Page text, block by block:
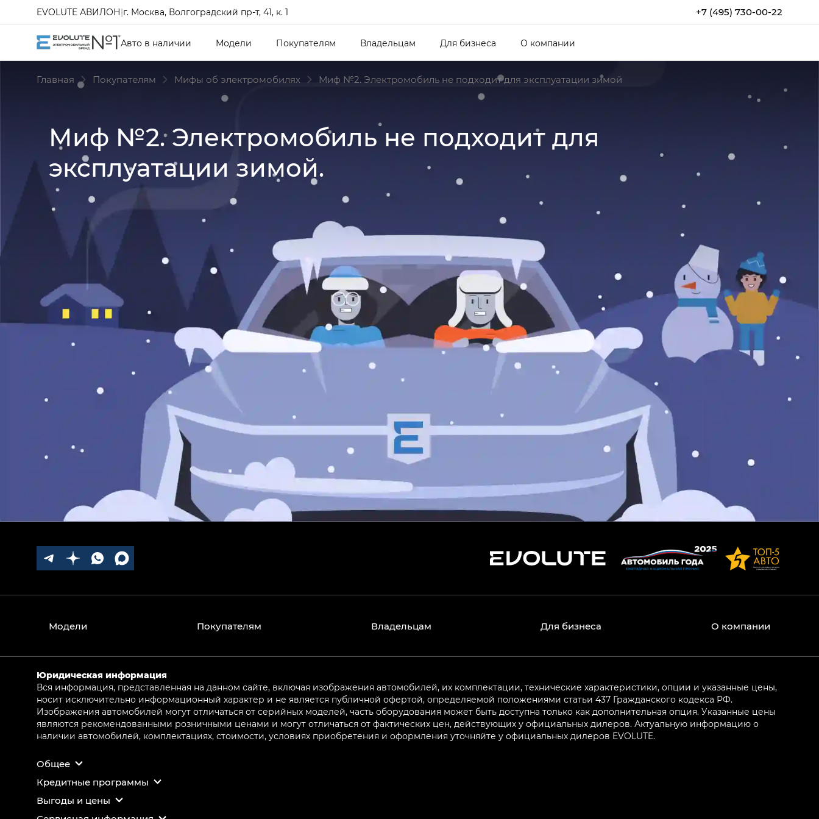
+7 (495) 730-00-22
EVOLUTE АВИЛОН|г. Москва, Волгоградский пр-т, 41, к. 1
Авто в наличии Модели Покупателям Владельцам Для бизнеса О компании
Главная Покупателям Мифы об электромобилях Миф №2. Электромобиль не подходит для эксплуатации зимой
Миф №2. Электромобиль не подходит для
эксплуатации зимой.
Модели Покупателям Владельцам Для бизнеса О компании
Юридическая информация
Вся информация, представленная на данном сайте, включая изображения автомобилей, их комплектации, технические характеристики, опции и указанные цены,
носит исключительно информационный характер и не является публичной офертой, определяемой положениями статьи 437 Гражданского кодекса РФ.
Изображения автомобилей могут отличаться от серийных моделей, часть оборудования может быть доступна только как дополнительная опция. Указанные цены
являются рекомендованными розничными ценами и могут отличаться от фактических цен, действующих у официальных дилеров. Актуальную информацию о
наличии автомобилей, комплектациях, стоимости, условиях приобретения и оформления уточняйте у официальных дилеров EVOLUTE.
Общее
Кредитные программы
Выгоды и цены